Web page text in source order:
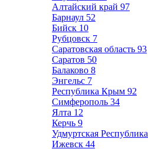
Алтайский край 97
Барнаул 52
Бийск 10
Рубцовск 7
Саратовская область 93
Саратов 50
Балаково 8
Энгельс 7
Республика Крым 92
Симферополь 34
Ялта 12
Керчь 9
Удмуртская Республика
Ижевск 44